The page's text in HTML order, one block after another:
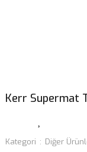
Kerr Supermat
Kategori Diğer